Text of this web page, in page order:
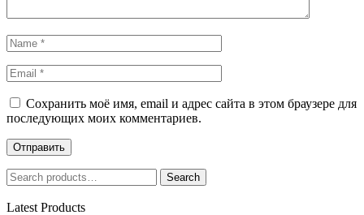
Сохранить моё имя, email и адрес сайта в этом браузере для
последующих моих комментариев.
Search
for:
Search
Latest Products